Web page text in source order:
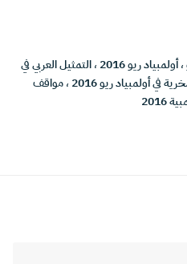
،أولمبياد ريو 2016 ،التمثيل العربي في
أولمبياد ريو 2016 ،مواقف